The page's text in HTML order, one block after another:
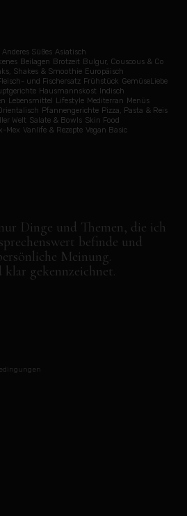
Anderes Süßes Asiatisch
Beilagen Brotzeit Bulgur, Couscous & Co
Shakes & Smoothie Europäisch
und Fischersatz Frühstück GemüseLiebe
Hausmannskost Indisch
Lebensmittel Lifestyle Mediterran Menüs
Pfannengerichte Pizza, Pasta & Reis
Welt Salate & Bowls Skin Food
Mex Vanlife & Rezepte Vegan Basic
Dinge und Themen, die ich
befinde und
Meinung.
gekennzeichnet.